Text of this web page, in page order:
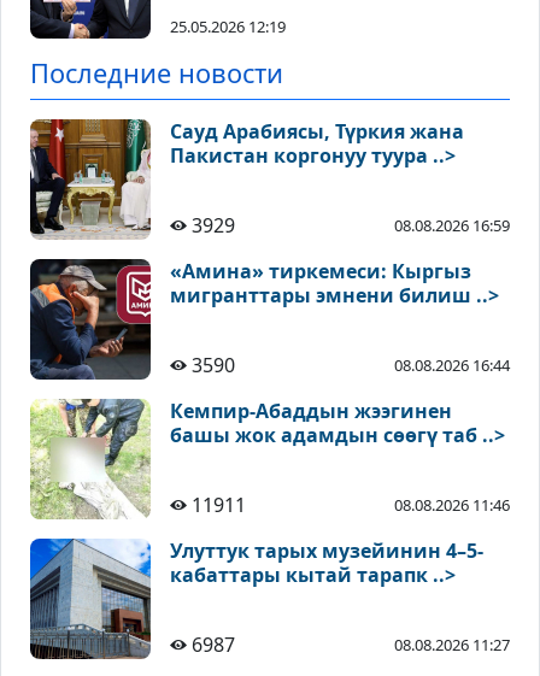
25.05.2026 12:19
Последние новости
Сауд Арабиясы, Түркия жана
Пакистан коргонуу туура ..>
3929 08.08.2026 16:59
«Амина» тиркемеси: Кыргыз
мигранттары эмнени билиш ..>
3590 08.08.2026 16:44
Кемпир-Абаддын жээгинен
башы жок адамдын сөөгү таб ..>
11911 08.08.2026 11:46
Улуттук тарых музейинин 4–5-
кабаттары кытай тарапк ..>
6987 08.08.2026 11:27